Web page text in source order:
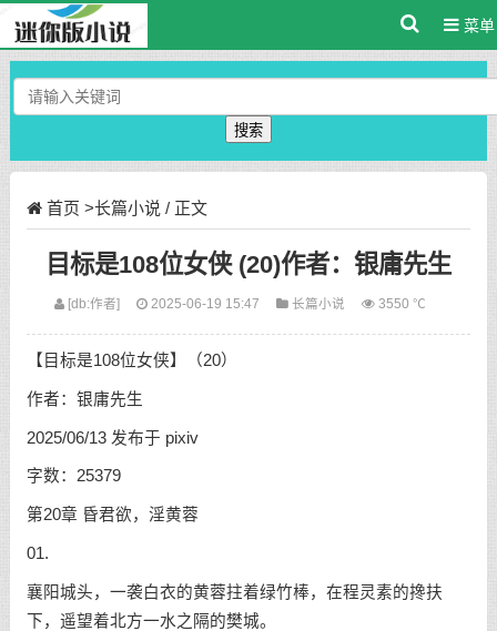
菜单
搜索
首页 >长篇小说 / 正文
目标是108位女侠 (20)作者：银庸先生
[db:作者] 2025-06-19 15:47 长篇小说 3550 ℃
【目标是108位女侠】（20）
作者：银庸先生
2025/06/13 发布于 pixiv
字数：25379
第20章 昏君欲，淫黄蓉
01.
襄阳城头，一袭白衣的黄蓉拄着绿竹棒，在程灵素的搀扶
下，遥望着北方一水之隔的樊城。